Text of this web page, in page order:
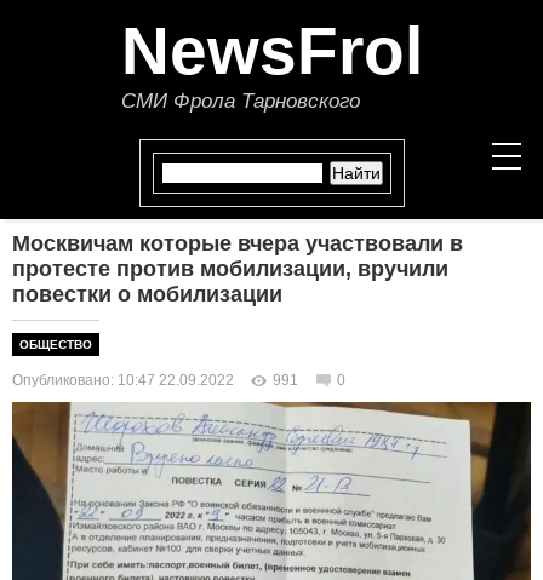
NewsFrol
СМИ Фрола Тарновского
НОВОСТИ
ПОЛИТИКА
ЭКОНОМИКА
В МИРЕ
ОБЩЕСТВО
Москвичам которые вчера участвовали в
протесте против мобилизации, вручили
повестки о мобилизации
ОБЩЕСТВО
Опубликовано: 10:47 22.09.2022 991 0